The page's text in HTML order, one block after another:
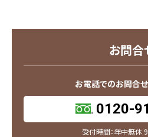
お問合
お電話でのお問合せ
0120-
受付時間：年中無休